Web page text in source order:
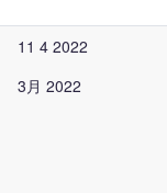
11 4 2022
3月 2022